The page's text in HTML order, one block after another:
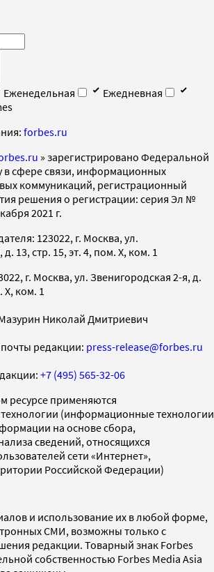
Еженедельная
Ежедневная
forbes.ru
» зарегистрировано Федеральной
в сфере связи, информационных
коммуникаций, регистрационный
решения о регистрации: серия Эл №
2021 г.
123022, г. Москва, ул.
13, стр. 15, эт. 4, пом. X, ком. 1
г. Москва, ул. Звенигородская 2-я, д.
X, ком. 1
Николай Дмитриевич
редакции: press-release@forbes.ru
+7 (495) 565-32-06
ресурсе применяются
(информационные технологии
на основе сбора,
сведений, относящихся
сети «Интернет»,
Российской Федерации)
и использование их в любой форме,
СМИ, возможны только с
редакции. Товарный знак Forbes
собственностью Forbes Media Asia